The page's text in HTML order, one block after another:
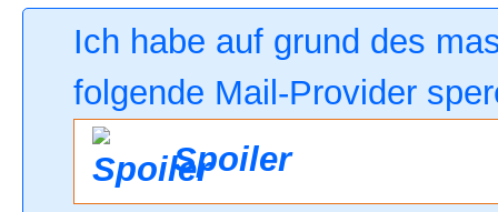
Ich habe auf grund des
folgende Mail-Provider
Spoiler